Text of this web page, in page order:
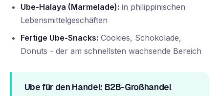
Ube-Halaya (Marmelade): in philippinischen
Lebensmittelgeschäften
Fertige Ube-Snacks: Cookies, Schokolade,
Donuts - der am schnellsten wachsende Bereich
Ube für den Handel: B2B-Großhandel